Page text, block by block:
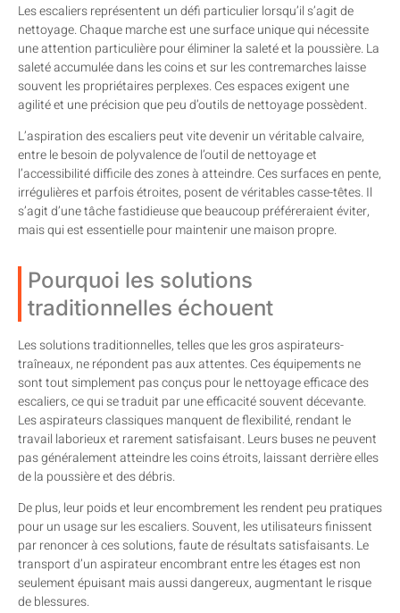
Les escaliers représentent un défi particulier lorsqu’il s’agit de
nettoyage. Chaque marche est une surface unique qui nécessite
une attention particulière pour éliminer la saleté et la poussière. La
saleté accumulée dans les coins et sur les contremarches laisse
souvent les propriétaires perplexes. Ces espaces exigent une
agilité et une précision que peu d’outils de nettoyage possèdent.
L’aspiration des escaliers peut vite devenir un véritable calvaire,
entre le besoin de polyvalence de l’outil de nettoyage et
l’accessibilité difficile des zones à atteindre. Ces surfaces en pente,
irrégulières et parfois étroites, posent de véritables casse-têtes. Il
s’agit d’une tâche fastidieuse que beaucoup préféreraient éviter,
mais qui est essentielle pour maintenir une maison propre.
Pourquoi les solutions
traditionnelles échouent
Les solutions traditionnelles, telles que les gros aspirateurs-
traîneaux, ne répondent pas aux attentes. Ces équipements ne
sont tout simplement pas conçus pour le nettoyage efficace des
escaliers, ce qui se traduit par une efficacité souvent décevante.
Les aspirateurs classiques manquent de flexibilité, rendant le
travail laborieux et rarement satisfaisant. Leurs buses ne peuvent
pas généralement atteindre les coins étroits, laissant derrière elles
de la poussière et des débris.
De plus, leur poids et leur encombrement les rendent peu pratiques
pour un usage sur les escaliers. Souvent, les utilisateurs finissent
par renoncer à ces solutions, faute de résultats satisfaisants. Le
transport d’un aspirateur encombrant entre les étages est non
seulement épuisant mais aussi dangereux, augmentant le risque
de blessures.